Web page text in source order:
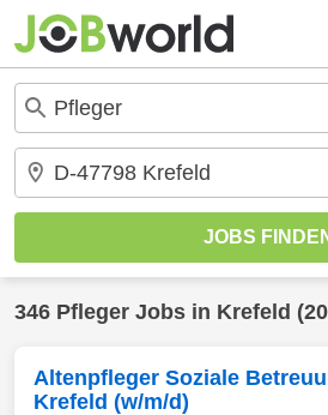
346 Pfleger Jobs in Krefeld (20
Altenpfleger Soziale
Krefeld (w/m/d)